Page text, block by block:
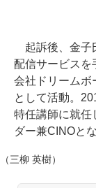
起訴後、金子
配信サービスを
会社ドリームボ
として活動。
特任講師に就任
ダー兼CINOと
（三柳 英樹）